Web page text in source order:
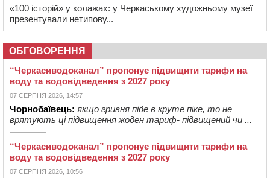
«100 історій» у колажах: у Черкаському художньому музеї
презентували нетипову...
ОБГОВОРЕННЯ
“Черкасиводоканал” пропонує підвищити тарифи на
воду та водовідведення з 2027 року
07 СЕРПНЯ 2026, 14:57
Чорнобаївець: якщо гривня піде в круте піке, то не
врятують ці підвищення жоден тариф- підвищений чи ...
“Черкасиводоканал” пропонує підвищити тарифи на
воду та водовідведення з 2027 року
07 СЕРПНЯ 2026, 10:56